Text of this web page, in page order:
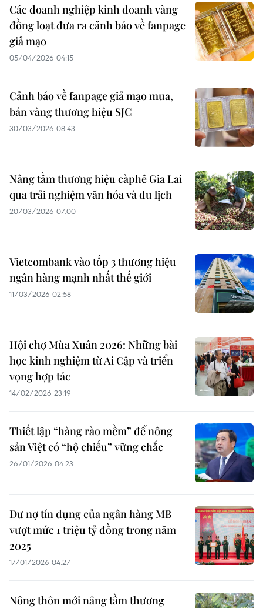
Các doanh nghiệp kinh doanh vàng
đồng loạt đưa ra cảnh báo về fanpage
giả mạo
05/04/2026 04:15
Cảnh báo về fanpage giả mạo mua,
bán vàng thương hiệu SJC
30/03/2026 08:43
Nâng tầm thương hiệu càphê Gia Lai
qua trải nghiệm văn hóa và du lịch
20/03/2026 07:00
Vietcombank vào tốp 3 thương hiệu
ngân hàng mạnh nhất thế giới
11/03/2026 02:58
Hội chợ Mùa Xuân 2026: Những bài
học kinh nghiệm từ Ai Cập và triển
vọng hợp tác
14/02/2026 23:19
Thiết lập “hàng rào mềm” để nông
sản Việt có “hộ chiếu” vững chắc
26/01/2026 04:23
Dư nợ tín dụng của ngân hàng MB
vượt mức 1 triệu tỷ đồng trong năm
2025
17/01/2026 04:27
Nông thôn mới nâng tầm thương